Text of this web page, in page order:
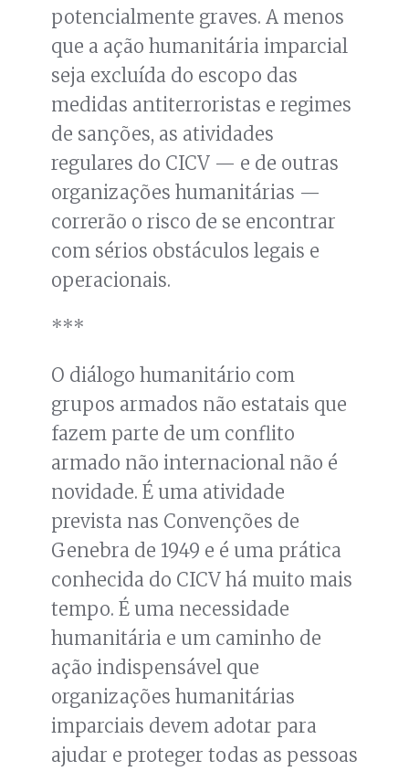
potencialmente graves. A menos
que a ação humanitária imparcial
seja excluída do escopo das
medidas antiterroristas e regimes
de sanções, as atividades
regulares do CICV — e de outras
organizações humanitárias —
correrão o risco de se encontrar
com sérios obstáculos legais e
operacionais.
***
O diálogo humanitário com
grupos armados não estatais que
fazem parte de um conflito
armado não internacional não é
novidade. É uma atividade
prevista nas Convenções de
Genebra de 1949 e é uma prática
conhecida do CICV há muito mais
tempo. É uma necessidade
humanitária e um caminho de
ação indispensável que
organizações humanitárias
imparciais devem adotar para
ajudar e proteger todas as pessoas